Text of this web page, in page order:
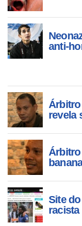
anti-
Árbitro
revela
Site